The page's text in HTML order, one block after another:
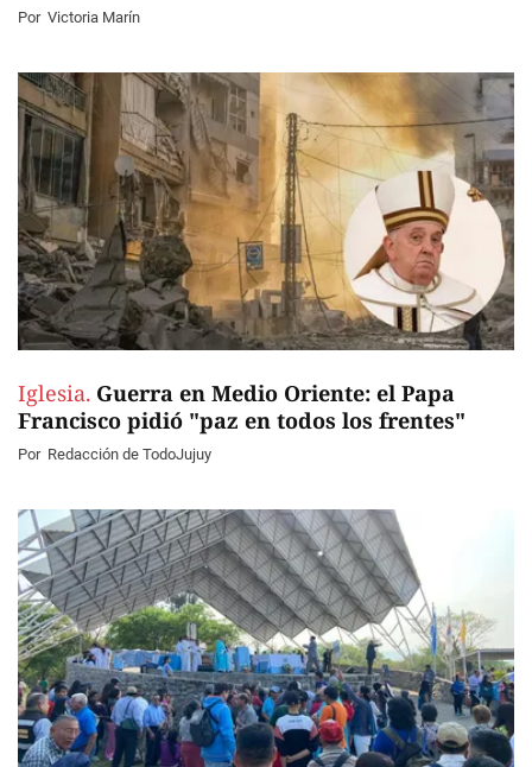
Por Victoria Marín
Iglesia. Guerra en Medio Oriente: el Papa
Francisco pidió "paz en todos los frentes"
Por Redacción de TodoJujuy